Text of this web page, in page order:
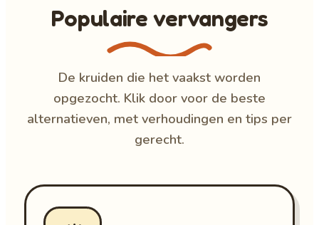
Populaire vervangers
De kruiden die het vaakst worden
opgezocht. Klik door voor de beste
alternatieven, met verhoudingen en tips per
gerecht.